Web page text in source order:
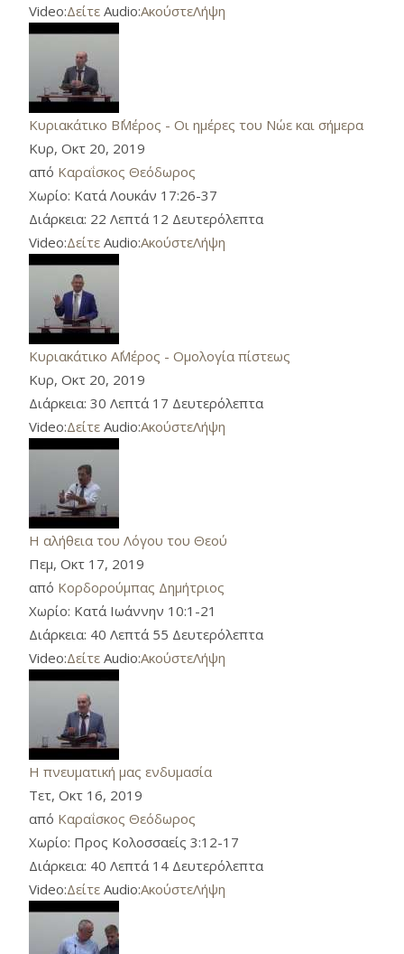
Video:Δείτε Audio:ΑκούστεΛήψη
Κυριακάτικο Β΄Μέρος - Οι ημέρες του Νώε και σήμερα
Κυρ, Οκτ 20, 2019
από Καραΐσκος Θεόδωρος
Χωρίο: Κατά Λουκάν 17:26-37
Διάρκεια: 22 Λεπτά 12 Δευτερόλεπτα
Video:Δείτε Audio:ΑκούστεΛήψη
Κυριακάτικο Α΄Μέρος - Ομολογία πίστεως
Κυρ, Οκτ 20, 2019
Διάρκεια: 30 Λεπτά 17 Δευτερόλεπτα
Video:Δείτε Audio:ΑκούστεΛήψη
Η αλήθεια του Λόγου του Θεού
Πεμ, Οκτ 17, 2019
από Κορδορούμπας Δημήτριος
Χωρίο: Κατά Ιωάννην 10:1-21
Διάρκεια: 40 Λεπτά 55 Δευτερόλεπτα
Video:Δείτε Audio:ΑκούστεΛήψη
Η πνευματική μας ενδυμασία
Τετ, Οκτ 16, 2019
από Καραΐσκος Θεόδωρος
Χωρίο: Προς Κολοσσαείς 3:12-17
Διάρκεια: 40 Λεπτά 14 Δευτερόλεπτα
Video:Δείτε Audio:ΑκούστεΛήψη